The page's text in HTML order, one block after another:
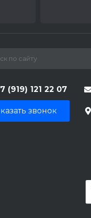
(919) 121 22 07
звонок